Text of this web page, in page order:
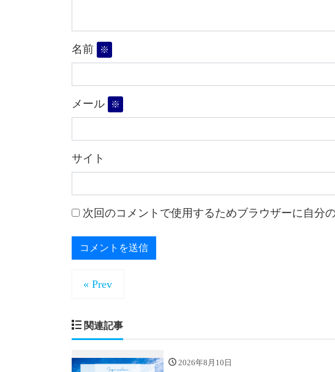
名前 ※
メール ※
サイト
次回のコメントで使用するためブラウザーに自分
« Prev
関連記事
2026年8月10日